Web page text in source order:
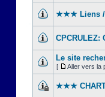
★★★ Liens
CPCRULEZ:
Le site
[ Aller vers la
★★★